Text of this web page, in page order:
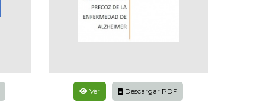
Ver Descargar PDF